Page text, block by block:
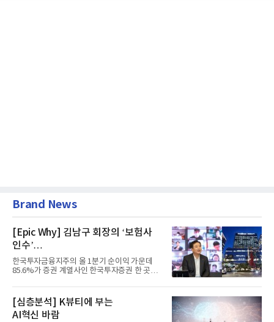
Brand News
[Epic Why] 김남구 회장의 ‘보험사
인수’
발걸음이 신중해진 배경은?
한국투자금융지주의 올 1분기 순이익 가운데
85.6%가 증권 계열사인 한국투자증권 한 곳에
[심층분석] K뷰티에 부는
AI혁신 바람